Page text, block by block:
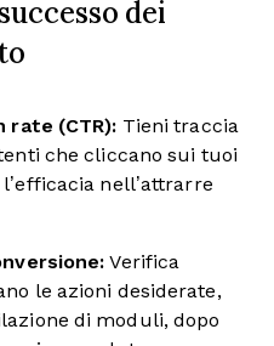
dei
rate (CTR): Tieni traccia
che cliccano sui tuoi
nell’attrarre
Verifica
le azioni desiderate,
di moduli, dopo